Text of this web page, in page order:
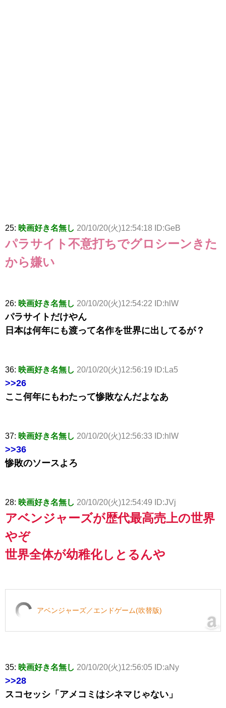
25: 映画好き名無し 20/10/20(火)12:54:18 ID:GeB
パラサイト不意打ちでグロシーンきた
から嫌い
26: 映画好き名無し 20/10/20(火)12:54:22 ID:hlW
パラサイトだけやん
日本は何年にも渡って名作を世界に出してるが？
36: 映画好き名無し 20/10/20(火)12:56:19 ID:La5
>>26
ここ何年にもわたって惨敗なんだよなあ
37: 映画好き名無し 20/10/20(火)12:56:33 ID:hlW
>>36
惨敗のソースよろ
28: 映画好き名無し 20/10/20(火)12:54:49 ID:JVj
アベンジャーズが歴代最高売上の世界
やぞ
世界全体が幼稚化しとるんや
アベンジャーズ／エンドゲーム(吹替版)
35: 映画好き名無し 20/10/20(火)12:56:05 ID:aNy
>>28
スコセッシ「アメコミはシネマじゃない」